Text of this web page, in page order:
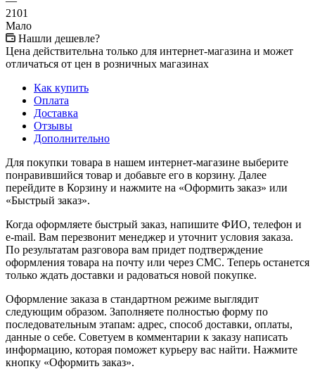
2101
Мало
Нашли дешевле?
Цена действительна только для интернет-магазина и может
отличаться от цен в розничных магазинах
Как купить
Оплата
Доставка
Отзывы
Дополнительно
Для покупки товара в нашем интернет-магазине выберите
понравившийся товар и добавьте его в корзину. Далее
перейдите в Корзину и нажмите на «Оформить заказ» или
«Быстрый заказ».
Когда оформляете быстрый заказ, напишите ФИО, телефон и
e-mail. Вам перезвонит менеджер и уточнит условия заказа.
По результатам разговора вам придет подтверждение
оформления товара на почту или через СМС. Теперь останется
только ждать доставки и радоваться новой покупке.
Оформление заказа в стандартном режиме выглядит
следующим образом. Заполняете полностью форму по
последовательным этапам: адрес, способ доставки, оплаты,
данные о себе. Советуем в комментарии к заказу написать
информацию, которая поможет курьеру вас найти. Нажмите
кнопку «Оформить заказ».